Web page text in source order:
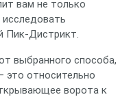
вам не только
Пик-Дистрикт.
выбранного способа,
это относительно
ворота к